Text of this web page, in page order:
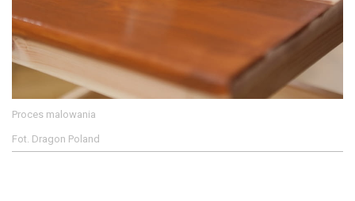
Proces malowania
Fot. Dragon Poland